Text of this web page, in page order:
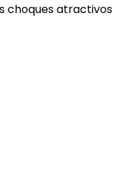
choques